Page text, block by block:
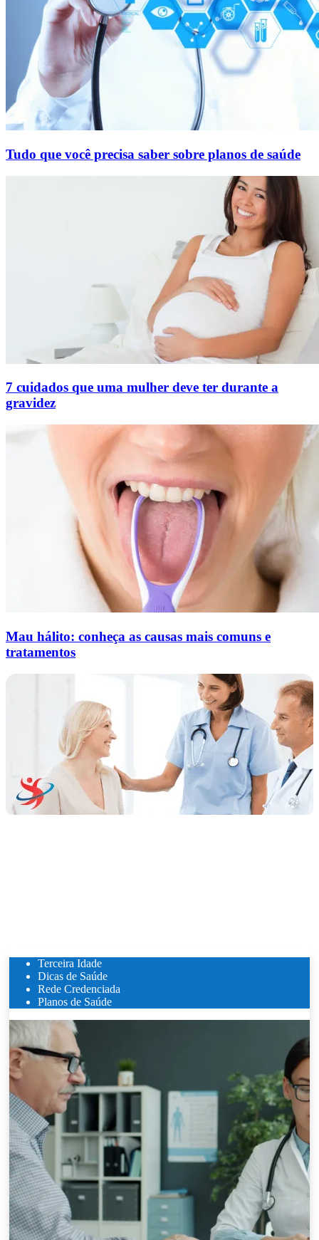
Tudo que você precisa saber sobre planos de saúde
7 cuidados que uma mulher deve ter durante a
gravidez
Mau hálito: conheça as causas mais comuns e
tratamentos
Terceira Idade
Dicas de Saúde
Rede Credenciada
Planos de Saúde